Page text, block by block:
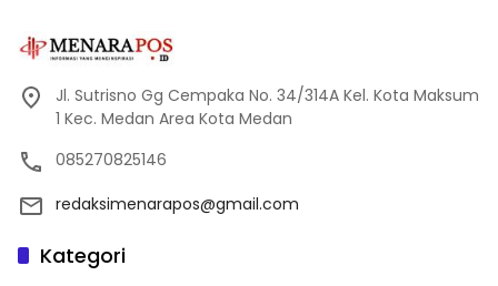
Jl. Sutrisno Gg Cempaka No. 34/314A Kel. Kota Maksum
1 Kec. Medan Area Kota Medan
085270825146
redaksimenarapos@gmail.com
Kategori